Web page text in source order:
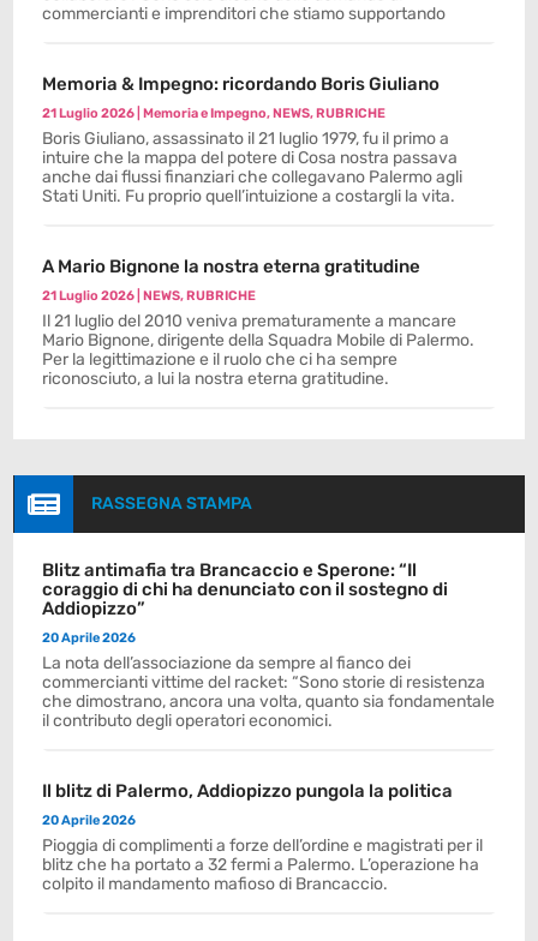
commercianti e imprenditori che stiamo supportando
Memoria & Impegno: ricordando Boris Giuliano
21 Luglio 2026 |Memoria e Impegno,NEWS,RUBRICHE
Boris Giuliano, assassinato il 21 luglio 1979, fu il primo a
intuire che la mappa del potere di Cosa nostra passava
anche dai flussi finanziari che collegavano Palermo agli
Stati Uniti. Fu proprio quell’intuizione a costargli la vita.
A Mario Bignone la nostra eterna gratitudine
21 Luglio 2026 |NEWS,RUBRICHE
Il 21 luglio del 2010 veniva prematuramente a mancare
Mario Bignone, dirigente della Squadra Mobile di Palermo.
Per la legittimazione e il ruolo che ci ha sempre
riconosciuto, a lui la nostra eterna gratitudine.
 RASSEGNA STAMPA
Blitz antimafia tra Brancaccio e Sperone: “Il
coraggio di chi ha denunciato con il sostegno di
Addiopizzo”
20 Aprile 2026
La nota dell’associazione da sempre al fianco dei
commercianti vittime del racket: “Sono storie di resistenza
che dimostrano, ancora una volta, quanto sia fondamentale
il contributo degli operatori economici.
Il blitz di Palermo, Addiopizzo pungola la politica
20 Aprile 2026
Pioggia di complimenti a forze dell’ordine e magistrati per il
blitz che ha portato a 32 fermi a Palermo. L’operazione ha
colpito il mandamento mafioso di Brancaccio.